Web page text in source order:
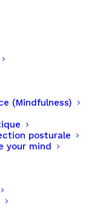
(Mindfulness)
posturale
your mind